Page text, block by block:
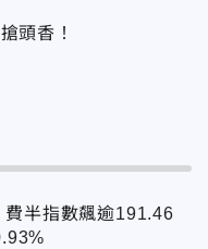
頭香！
費半指數飆逾191.46